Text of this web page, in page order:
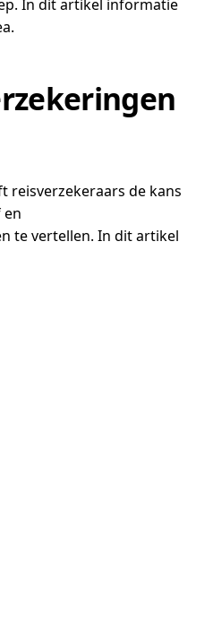
In dit artikel informatie
reisverzekeraars de kans
te vertellen. In dit artikel